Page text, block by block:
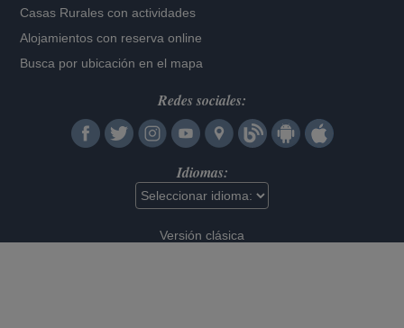
Casas Rurales con actividades
Alojamientos con reserva online
Busca por ubicación en el mapa
Redes sociales:
Idiomas:
Versión clásica